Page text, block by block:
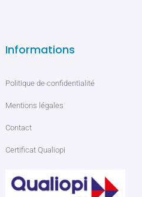
Informations
Politique de confidentialité
Mentions légales
Contact
Certificat Qualiopi